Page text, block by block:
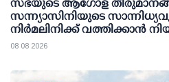
സഭയുടെ ആഗോള
സന്ന്യാസിനിയുടെ
നിർമലിനിക്ക് വത്തിക്കാൻ
08 08 2026